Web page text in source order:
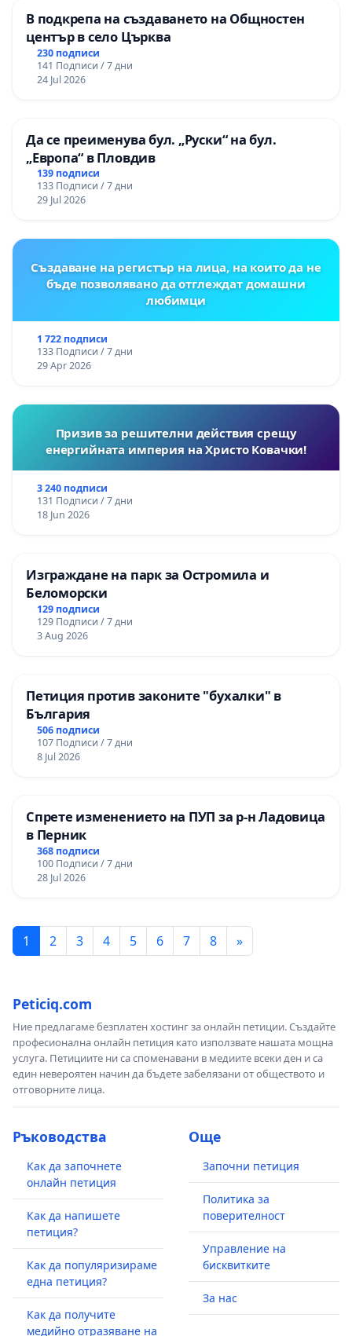
В подкрепа на създаването на Общностен
център в село Църква
230 подписи
141 Подписи / 7 дни
24 Jul 2026
Да се преименува бул. „Руски“ на бул.
„Европа“ в Пловдив
139 подписи
133 Подписи / 7 дни
29 Jul 2026
Създаване на регистър на лица, на които да не
бъде позволявано да отглеждат домашни
любимци
1 722 подписи
133 Подписи / 7 дни
29 Apr 2026
Призив за решителни действия срещу
енергийната империя на Христо Ковачки!
3 240 подписи
131 Подписи / 7 дни
18 Jun 2026
Изграждане на парк за Остромила и
Беломорски
129 подписи
129 Подписи / 7 дни
3 Aug 2026
Петиция против законите "бухалки" в
България
506 подписи
107 Подписи / 7 дни
8 Jul 2026
Спрете изменението на ПУП за р-н Ладовица
в Перник
368 подписи
100 Подписи / 7 дни
28 Jul 2026
1 2 3 4 5 6 7 8 »
Peticiq.com
Ние предлагаме безплатен хостинг за онлайн петиции. Създайте
професионална онлайн петиция като използвате нашата мощна
услуга. Петициите ни са споменавани в медиите всеки ден и са
един невероятен начин да бъдете забелязани от обществото и
отговорните лица.
Ръководства
Как да започнете
онлайн петиция
Как да напишете
петиция?
Как да популяризираме
една петиция?
Как да получите
медийно отразяване на
Още
Започни петиция
Политика за
поверителност
Управление на
бисквитките
За нас